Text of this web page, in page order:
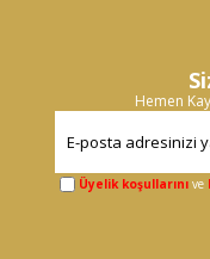
Hemen
Üyelik koşullarınıve